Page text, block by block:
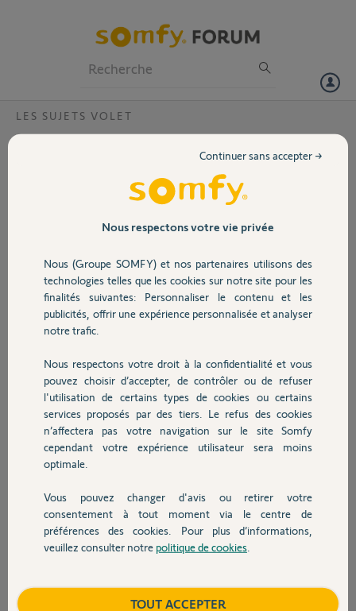
Volet
Sécurité
Domotique
Chauffage
Autres produits
Devis avec un pro
Contact
LES SUJETS VOLET
L'identification des equipements io
Mes VR fonctionnent parfaitement et étaient reconnus par Tahoma,
idem pour les stores externes. Suite à un réglage de fin de course par
reconnaitre par Tahoma, toujours ce message "somfy tahoma
l'identification des equipements io homecontrol a échoué". Que dois
je faire?
Merci,
Participer au fil de discussion
Réponses
Bonjour Stephanie,
Ce store est toujours présent dans votre tahoma ou a t-il ete supprimer.
Nous respectons votre vie privée
Nous (Groupe SOMFY) et nos partenaires utilisons des
technologies telles que les cookies sur notre site pour les
finalités suivantes: Personnaliser le contenu et les
publicités, offrir une expérience personnalisée et analyser
notre trafic.
Nous respectons votre droit à la confidentialité et vous
pouvez choisir d’accepter, de contrôler ou de refuser
l'utilisation de certains types de cookies ou certains
services proposés par des tiers. Le refus des cookies
n’affectera pas votre navigation sur le site Somfy
cependant votre expérience utilisateur sera moins
optimale.
Vous pouvez changer d'avis ou retirer votre
consentement à tout moment via le centre de
préférences des cookies. Pour plus d’informations,
veuillez consulter notre politique de cookies
Continuer sans accepter →
TOUT ACCEPTER